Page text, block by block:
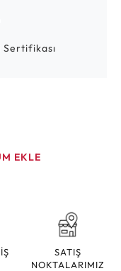
EKLE
SATIŞ
NOKTALARIMIZ